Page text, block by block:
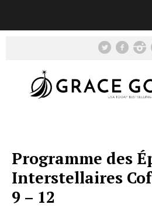
Programme des
Interstellaires
9 – 12